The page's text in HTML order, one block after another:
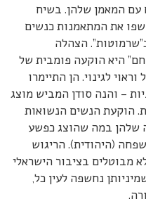
עם המאמן שלהן. בשיח
את המתאמנות כנשים
הצהלה
היא הוקעה פומבית של
לגינוי. הן התיימרו
– והנה סודן המביש מוצג
הוקעת הנשים הנשואות
שלהן במה שהוצג כפשע
(היהודית). הריגוש
מבוטלים בציבור הישראלי
נחשפה לעין כל,